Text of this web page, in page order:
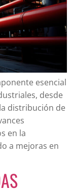
esencial
desde
distribución de
en la
a mejoras en